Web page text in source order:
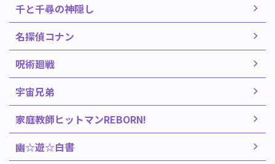
千と千尋の神隠し
名探偵コナン
呪術廻戦
宇宙兄弟
家庭教師ヒットマンREBORN!
幽☆遊☆白書